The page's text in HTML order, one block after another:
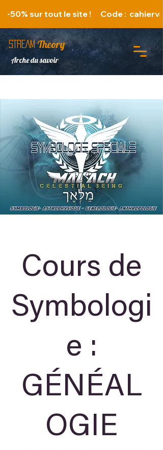
-50% sur tout le site !      Code :
STREAM Theory
Arche du savoir
Cours de
Symbologi
e :
GÉNÉAL
OGIE